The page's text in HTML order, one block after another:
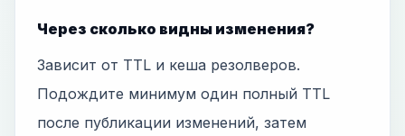
Через сколько видны изменения?
Зависит от TTL и кеша резолверов.
Подождите минимум один полный TTL
после публикации изменений, затем